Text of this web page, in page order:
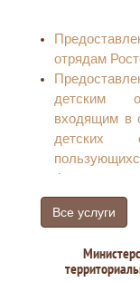
учета из
отрядам
детским
входящим в
детских
Все услуги